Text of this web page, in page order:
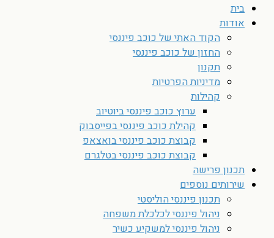
בית
אודות
הקוד האתי של כוכב פיננסי
החזון של כוכב פיננסי
תקנון
מדיניות הפרטיות
קהילות
ערוץ כוכב פיננסי ביוטיוב
קהילת כוכב פיננסי בפייסבוק
קבוצת כוכב פיננסי בואצאפ
קבוצת כוכב פיננסי בטלגרם
תכנון פרישה
שירותים נוספים
תכנון פיננסי הוליסטי
ניהול פיננסי לכלכלת משפחה
ניהול פיננסי למשקיע כשיר